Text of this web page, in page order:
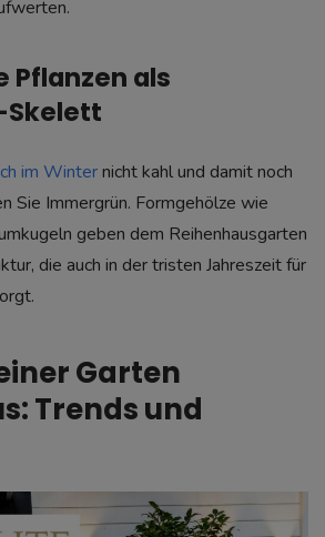
Pflanzen als
Skelett
im Winternicht kahl und damit noch
Sie Immergrün. Formgehölze wie
geben dem Reihenhausgarten
die auch in der tristen Jahreszeit für
Garten
Trends und